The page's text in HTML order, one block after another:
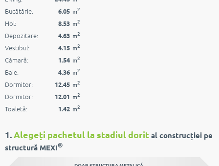
Bucătărie:
Hol:
Depozitare:
Vestibul:
Cămară:
Baie:
Dormitor:
Dormitor:
Toaletă:
1. Alegeți pachetul la stadiul dorit
al construcției pe
structură MEXI®
DOAR STRUCTURA METALICĂ